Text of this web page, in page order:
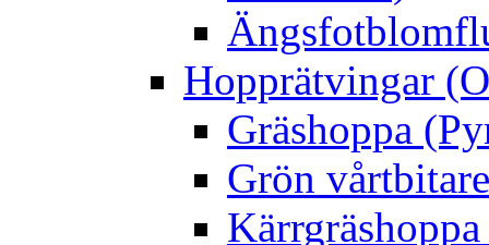
Hopprätvingar
Gräshoppa
Grön